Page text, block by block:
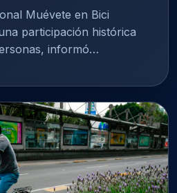
Muévete en Bici
participación histórica
informó…